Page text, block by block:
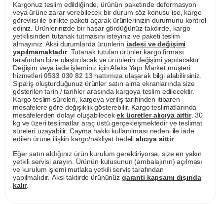
Kargonuz teslim edildiğinde, ürünün paketinde deformasyon
veya ürüne zarar verebilecek bir durum söz konusu ise, kargo
görevlisi ile birlikte paketi açarak ürünlerinizin durumunu kontrol
ediniz. Ürünlerinizde bir hasar gördüğünüz takdirde, kargo
yetkilisinden tutanak tutmasını isteyiniz ve paketi teslim
almayınız. Aksi durumlarda ürünlerin iadesi ve değişimi
yapılmamaktadır. Tutanak tutulan ürünler kargo firması
tarafından bize ulaştırılacak ve ürünlerin değişimi yapılacaktır.
Değişim veya iade işleminiz için Afeks Yapı Market müşteri
hizmetleri0533 030 82 13hattımıza ulaşarak bilgi alabilirsiniz.
Sipariş oluşturduğunuz ürünler satın alma ekranlarında size
gösterilen tarih / tarihler arasında kargoya teslim edilecektir.
Kargo teslim süreleri, kargoya veriliş tarihinden itibaren
mesafelere göre değişiklik gösterebilir. Kargo teslimatlarında
mesafelerden dolayı oluşabilecekek ücretler alıcıya aittir. 30
kg ve üzeri teslimatlar araç üstü gerçekleşmektedir ve teslimat
süreleri uzayabilir. Cayma hakkı kullanılması nedeni ile iade
edilen ürüne ilişkin kargo/nakliyat bedeli alıcıya aittir.
Eğer satın aldığınız ürün kurulum gerektiriyorsa, size en yakın
yetkili servisi arayın. Ürünün kutusunun (ambalajının) açılması
ve kurulum işlemi mutlaka yetkili servis tarafından
yapılmalıdır. Aksi taktirde ürününüz garanti kapsamı dışında
kalır.